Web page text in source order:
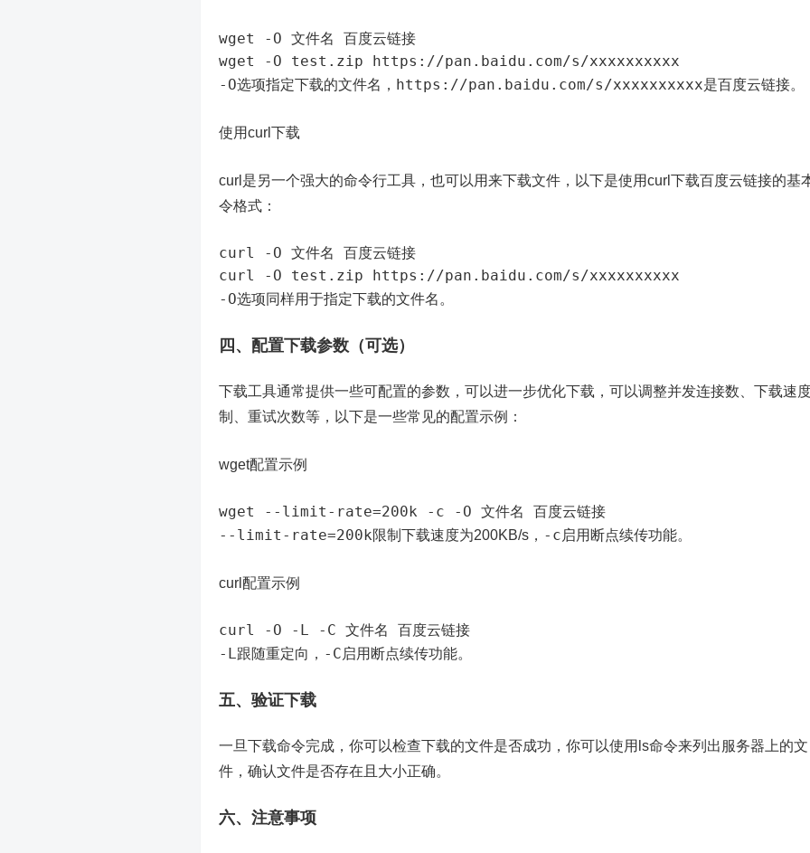
wget -O 文件名 百度云链接
wget -O test.zip https://pan.baidu.com/s/xxxxxxxxxx
-O选项指定下载的文件名， https://pan.baidu.com/s/xxxxxxxxxx是百度云链接。
使用curl下载
curl是另一个强大的命令行工具，也可以用来下载文件，以下是使用curl下载百度云链接的基
令格式：
curl -O 文件名 百度云链接
curl -O test.zip https://pan.baidu.com/s/xxxxxxxxxx
-O选项同样用于指定下载的文件名。
四、配置下载参数（可选）
下载工具通常提供一些可配置的参数，可以进一步优化下载，可以调整并发连接数、下载速
制、重试次数等，以下是一些常见的配置示例：
wget配置示例
wget --limit-rate=200k -c -O 文件名 百度云链接
--limit-rate=200k限制下载速度为200KB/s， -c 启用断点续传功能。
curl配置示例
curl -O -L -C 文件名 百度云链接
-L跟随重定向， -C 启用断点续传功能。
五、验证下载
一旦下载命令完成，你可以检查下载的文件是否成功，你可以使用ls命令来列出服务器上的文
件，确认文件是否存在且大小正确。
六、注意事项